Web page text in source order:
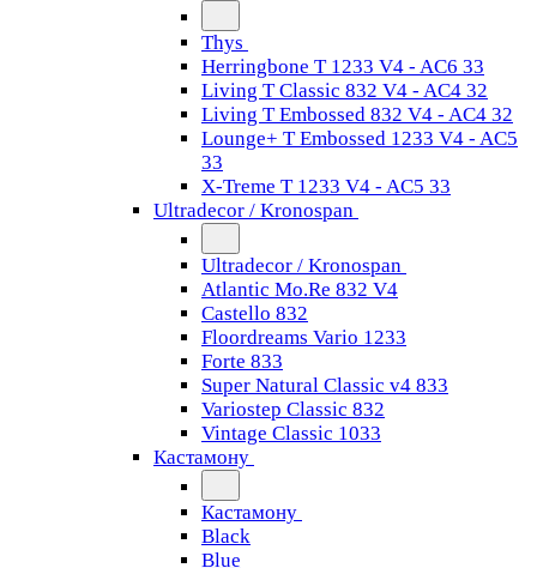
Thys
Herringbone T 1233 V4 - AC6 33
Living T Classic 832 V4 - AC4 32
Living T Embossed 832 V4 - AC4 32
Lounge+ T Embossed 1233 V4 - AC5
33
X-Treme T 1233 V4 - AC5 33
Ultradecor / Kronospan
Ultradecor / Kronospan
Atlantic Mo.Re 832 V4
Castello 832
Floordreams Vario 1233
Forte 833
Super Natural Classic v4 833
Variostep Classic 832
Vintage Classic 1033
Кастамону
Кастамону
Black
Blue